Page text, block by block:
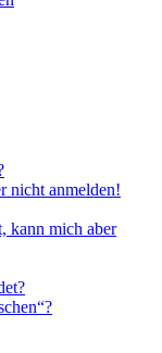
nicht anmelden!
kann mich aber